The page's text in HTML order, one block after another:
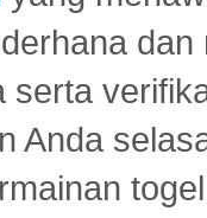
serta
Anda